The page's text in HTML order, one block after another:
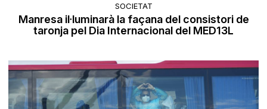
SOCIETAT
Manresa il·luminarà la façana del consistori de
taronja pel Dia Internacional del MED13L